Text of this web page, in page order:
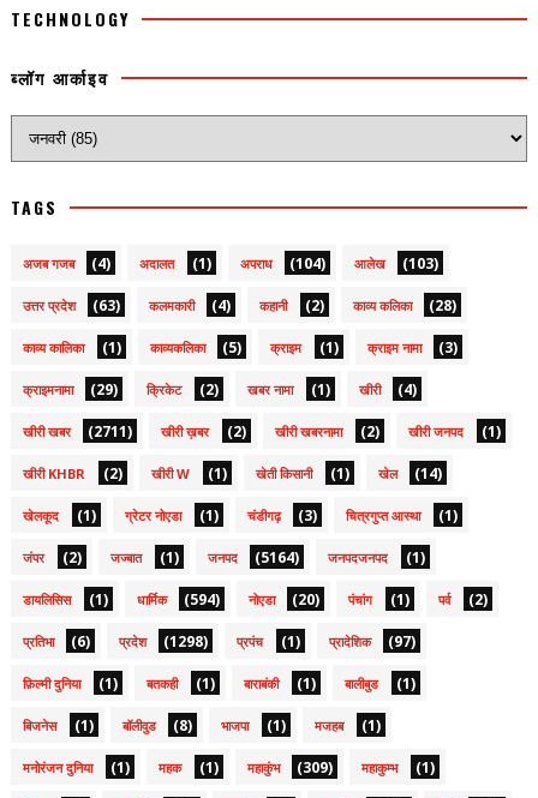
TECHNOLOGY
ब्लॉग आर्काइव
TAGS
अजब गजब (4) अदालत (1) अपराध (104) आलेख (103)
उत्तर प्रदेश (63) कलमकारी (4) कहानी (2) काव्य कलिका (28)
काव्य कालिका (1) काव्यकलिका (5) क्राइम (1) क्राइम नामा (3)
क्राइमनामा (29) क्रिकेट (2) खबर नामा (1) खीरी (4)
खीरी खबर (2711) खीरी ख़बर (2) खीरी खबरनामा (2) खीरी जनपद (1)
खीरी KHBR (2) खीरी W (1) खेती किसानी (1) खेल (14)
खेलकूद (1) ग्रेटर नोएडा (1) चंडीगढ़ (3) चित्रगुप्त आस्था (1)
जंपर (2) जज्बात (1) जनपद (5164) जनपदजनपद (1)
डायलिसिस (1) धार्मिक (594) नोएडा (20) पंचांग (1) पर्व (2)
प्रतिभा (6) प्रदेश (1298) प्रपंच (1) प्रादेशिक (97)
फ़िल्मी दुनिया (1) बतकही (1) बाराबंकी (1) बालीबुड (1)
बिजनेस (1) बॉलीवुड (8) भाजपा (1) मजहब (1)
मनोरंजन दुनिया (1) महक (1) महाकुंभ (309) महाकुम्भ (1)